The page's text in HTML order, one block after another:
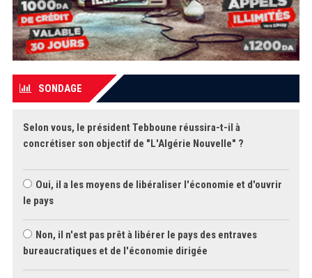
SONDAGE
Selon vous, le président Tebboune réussira-t-il à
concrétiser son objectif de "L'Algérie Nouvelle" ?
Oui, il a les moyens de libéraliser l'économie et d'ouvrir
le pays
Non, il n'est pas prêt à libérer le pays des entraves
bureaucratiques et de l'économie dirigée